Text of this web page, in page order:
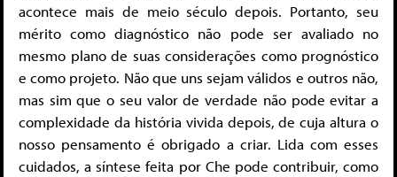
acontece mais de meio século depois. Portanto, seu
mérito como diagnóstico não pode ser avaliado no
mesmo plano de suas considerações como prognóstico
e como projeto. Não que uns sejam válidos e outros não,
mas sim que o seu valor de verdade não pode evitar a
complexidade da história vivida depois, de cuja altura o
nosso pensamento é obrigado a criar. Lida com esses
cuidados, a síntese feita por Che pode contribuir, como